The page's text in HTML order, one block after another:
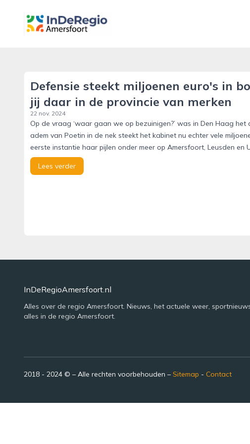
inderegioamersfoort.nl
Defensie steekt miljoenen euro's in
jij daar in de provincie van merken
22 nov. 2024
Op de vraag ‘waar gaan we op bezuinigen?’ was in Den Haag
adem van Poetin in de nek steekt het kabinet nu echter vele
eerste instantie haar pijlen onder meer op Amersfoort, Leusden
Lees verder
InDeRegioAmersfoort.nl
Alles over de regio Amersfoort. Nieuws, het actuele weer,
alles in de regio Amersfoort.
2018 - 2024 © – Alle rechten voorbehouden – Sitemap - Contact